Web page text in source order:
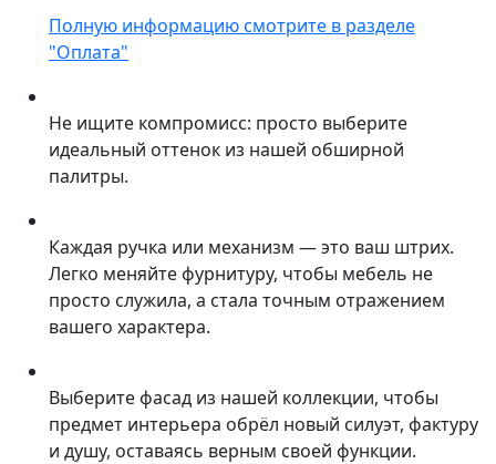
Полную информацию смотрите в разделе
"Оплата"
Не ищите компромисс: просто выберите
идеальный оттенок из нашей обширной
палитры.
Каждая ручка или механизм — это ваш штрих.
Легко меняйте фурнитуру, чтобы мебель не
просто служила, а стала точным отражением
вашего характера.
Выберите фасад из нашей коллекции, чтобы
предмет интерьера обрёл новый силуэт, фактуру
и душу, оставаясь верным своей функции.